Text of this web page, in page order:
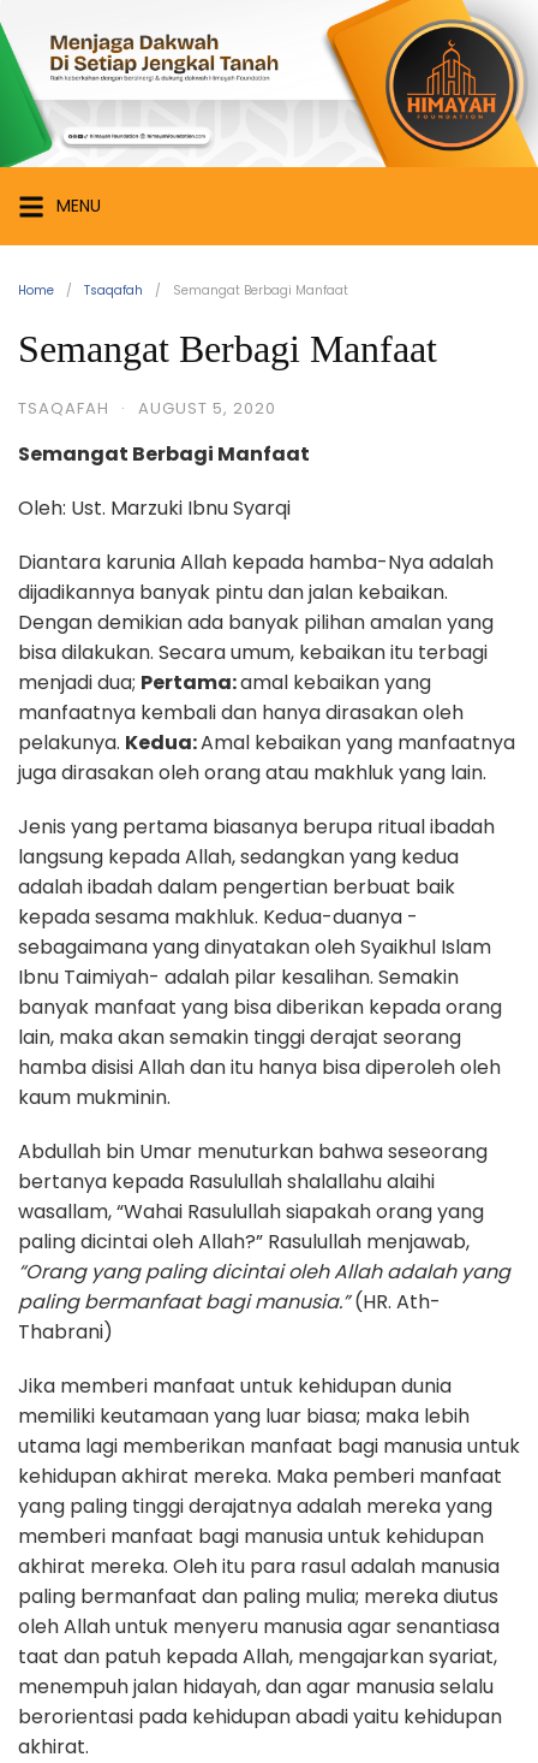
to
content
Himayah
Foundation
Menjaga
Dakwah
di
Setiap
Jengkal
MENU
Home Tsaqafah Semangat Berbagi Manfaat
Semangat Berbagi Manfaat
TSAQAFAH · AUGUST 5, 2020
Semangat Berbagi Manfaat
Oleh: Ust. Marzuki Ibnu Syarqi
Diantara karunia Allah kepada hamba-Nya adalah
dijadikannya banyak pintu dan jalan kebaikan.
Dengan demikian ada banyak pilihan amalan yang
bisa dilakukan. Secara umum, kebaikan itu terbagi
menjadi dua; Pertama:amal kebaikan yang
manfaatnya kembali dan hanya dirasakan oleh
pelakunya. Kedua:Amal kebaikan yang manfaatnya
juga dirasakan oleh orang atau makhluk yang lain.
Jenis yang pertama biasanya berupa ritual ibadah
langsung kepada Allah, sedangkan yang kedua
adalah ibadah dalam pengertian berbuat baik
kepada sesama makhluk. Kedua-duanya -
sebagaimana yang dinyatakan oleh Syaikhul Islam
Ibnu Taimiyah- adalah pilar kesalihan. Semakin
banyak manfaat yang bisa diberikan kepada orang
lain, maka akan semakin tinggi derajat seorang
hamba disisi Allah dan itu hanya bisa diperoleh oleh
kaum mukminin.
Abdullah bin Umar menuturkan bahwa seseorang
bertanya kepada Rasulullah shalallahu alaihi
wasallam, “Wahai Rasulullah siapakah orang yang
paling dicintai oleh Allah?” Rasulullah menjawab,
“Orang yang paling dicintai oleh Allah adalah yang
paling bermanfaat bagi manusia.”(HR. Ath-
Thabrani)
Jika memberi manfaat untuk kehidupan dunia
memiliki keutamaan yang luar biasa; maka lebih
utama lagi memberikan manfaat bagi manusia untuk
kehidupan akhirat mereka. Maka pemberi manfaat
yang paling tinggi derajatnya adalah mereka yang
memberi manfaat bagi manusia untuk kehidupan
akhirat mereka. Oleh itu para rasul adalah manusia
paling bermanfaat dan paling mulia; mereka diutus
oleh Allah untuk menyeru manusia agar senantiasa
taat dan patuh kepada Allah, mengajarkan syariat,
menempuh jalan hidayah, dan agar manusia selalu
berorientasi pada kehidupan abadi yaitu kehidupan
akhirat.